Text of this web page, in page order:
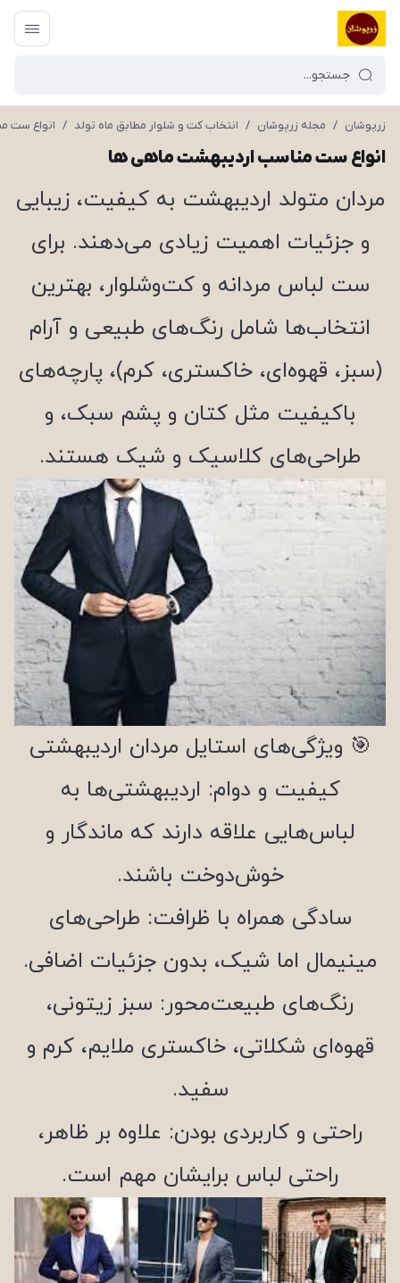
زرپوشان / مجله زرپوشان / انتخاب کت و شلوار مطابق ماه تولد / انواع ست
انواع ست مناسب اردیبهشت ماهی ها
مردان متولد اردیبهشت به کیفیت، زیبایی
و جزئیات اهمیت زیادی می‌دهند. برای
ست لباس مردانه و کت‌وشلوار، بهترین
انتخاب‌ها شامل رنگ‌های طبیعی و آرام
(سبز، قهوه‌ای، خاکستری، کرم)، پارچه‌های
باکیفیت مثل کتان و پشم سبک، و
طراحی‌های کلاسیک و شیک هستند.
🎯 ویژگی‌های استایل مردان اردیبهشتی
کیفیت و دوام: اردیبهشتی‌ها به
لباس‌هایی علاقه دارند که ماندگار و
خوش‌دوخت باشند.
سادگی همراه با ظرافت: طراحی‌های
مینیمال اما شیک، بدون جزئیات اضافی.
رنگ‌های طبیعت‌محور: سبز زیتونی،
قهوه‌ای شکلاتی، خاکستری ملایم، کرم و
سفید.
راحتی و کاربردی بودن: علاوه بر ظاهر،
راحتی لباس برایشان مهم است.